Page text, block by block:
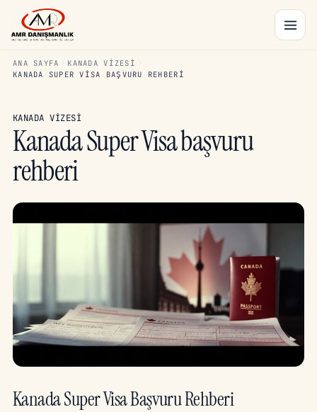
ANA SAYFA
KANADA VIZESI
KANADA SUPER VISA BAŞVURU REHBERI
KANADA VIZESI
Kanada Super Visa başvuru
rehberi
Kanada Super Visa Başvuru Rehberi